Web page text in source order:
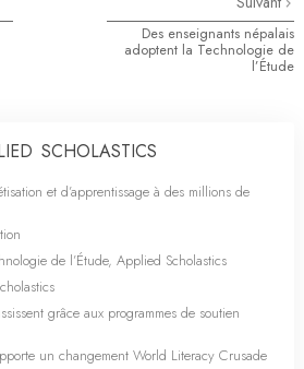
Des enseignants népalais
adoptent la Technologie de
l’Étude
SCHOLASTICS
et d’apprentissage à des millions de
de l’Étude, Applied Scholastics
grâce aux programmes de soutien
un changement World Literacy Crusade